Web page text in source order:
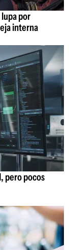
por
interna
pero pocos